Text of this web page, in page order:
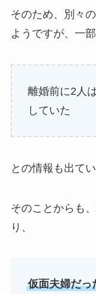
そのため、別々
ようですが、一
離婚前に2人
していた
との情報も出てい
そのことからも
り、
仮面夫婦だっ